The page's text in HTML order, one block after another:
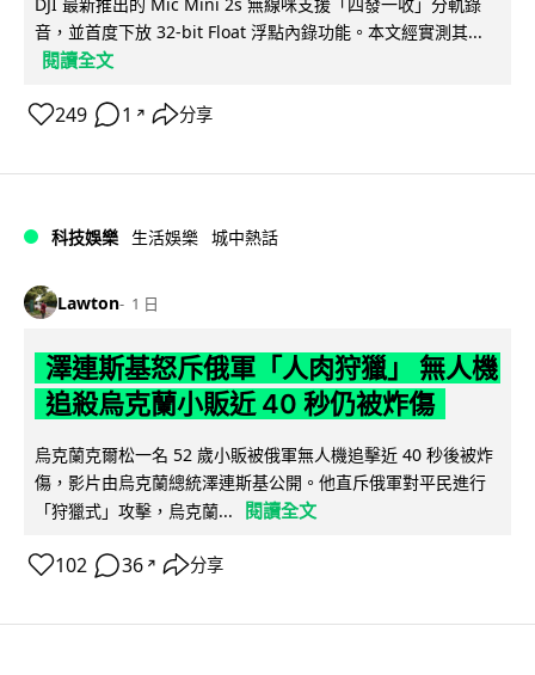
DJI 最新推出的 Mic Mini 2s 無線咪支援「四發一收」分軌錄
音，並首度下放 32-bit Float 浮點內錄功能。本文經實測其...
閱讀全文
249 1 ↗ 分享
科技娛樂 生活娛樂 城中熱話
Lawton 1 日
澤連斯基怒斥俄軍「人肉狩獵」 無人機
追殺烏克蘭小販近 40 秒仍被炸傷
烏克蘭克爾松一名 52 歲小販被俄軍無人機追擊近 40 秒後被炸
傷，影片由烏克蘭總統澤連斯基公開。他直斥俄軍對平民進行
「狩獵式」攻擊，烏克蘭...
閱讀全文
102 36 ↗ 分享